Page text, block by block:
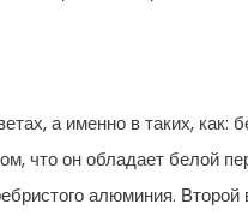
а именно в таких, как:
что он обладает белой
алюминия.